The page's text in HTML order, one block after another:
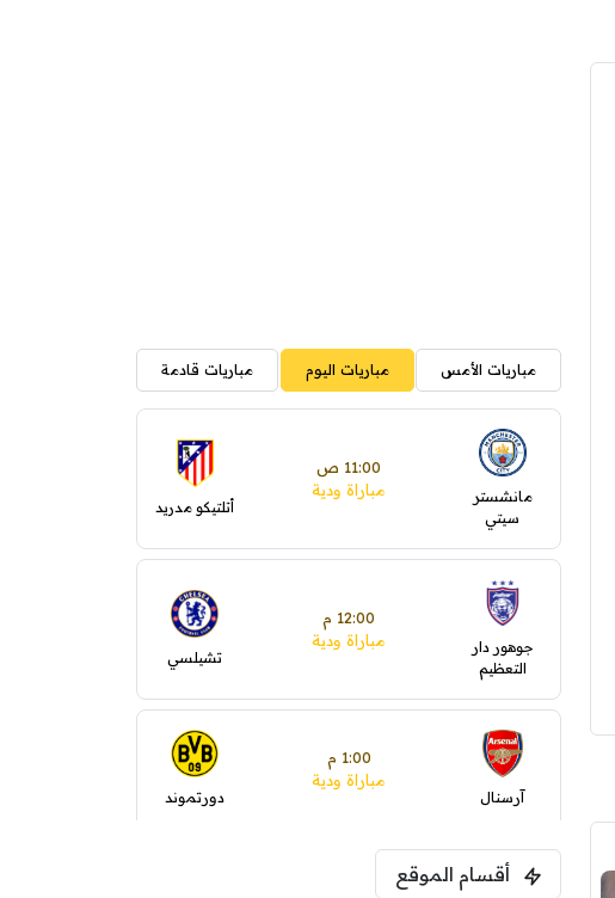
مباريات الأمس مباريات اليوم مباريات قادمة
مانشستر
سيتي
11:00 ص
مباراة ودية
أتلتيكو مدريد
جوهور دار
التعظيم
12:00 م
مباراة ودية
تشيلسي
آرسنال
1:00 م
مباراة ودية
دورتموند
أقسام الموقع